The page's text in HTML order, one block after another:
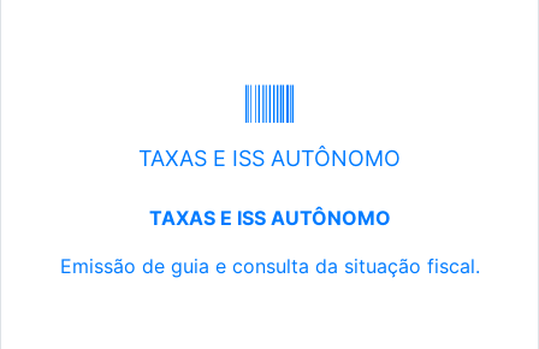
TAXAS E ISS AUTÔNOMO
TAXAS E ISS AUTÔNOMO
Emissão de guia e consulta da situação fiscal.